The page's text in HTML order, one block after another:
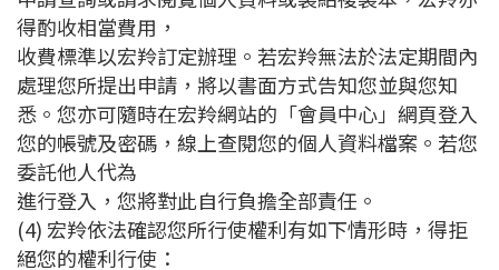
得酌收相當費用，
收費標準以宏羚訂定辦理。若宏羚無法於法定期間內
處理您所提出申請，將以書面方式告知您並與您知
悉。您亦可隨時在宏羚網站的「會員中心」網頁登入
您的帳號及密碼，線上查閱您的個人資料檔案。若您
委託他人代為
進行登入，您將對此自行負擔全部責任。
(4) 宏羚依法確認您所行使權利有如下情形時，得拒
絕您的權利行使：